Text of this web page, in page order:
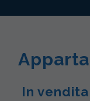
In